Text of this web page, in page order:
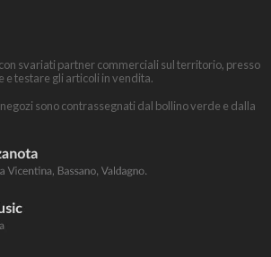
svariati partner commerciali sul territorio, presso
e testare gli articoli in vendita.
sono contrassegnati dal bollino verde e dalla